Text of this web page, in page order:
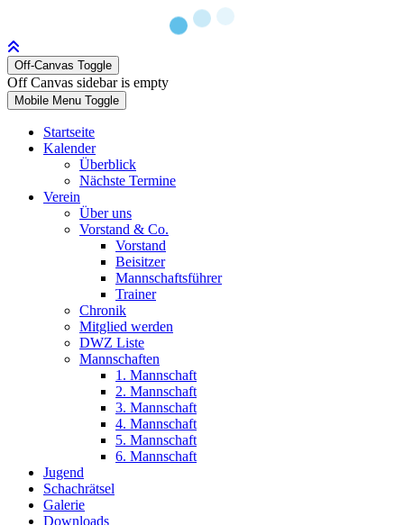
Off-Canvas Toggle
Off Canvas sidebar is empty
Mobile Menu Toggle
Startseite
Kalender
Überblick
Nächste Termine
Verein
Über uns
Vorstand & Co.
Vorstand
Beisitzer
Mannschaftsführer
Trainer
Chronik
Mitglied werden
DWZ Liste
Mannschaften
1. Mannschaft
2. Mannschaft
3. Mannschaft
4. Mannschaft
5. Mannschaft
6. Mannschaft
Jugend
Schachrätsel
Galerie
Downloads